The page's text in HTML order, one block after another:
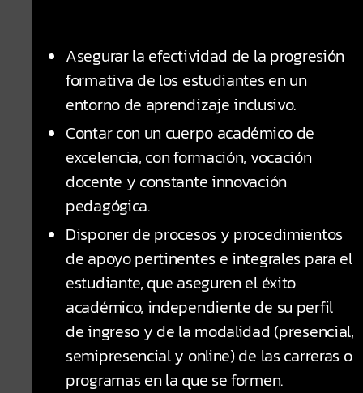
que permitan el
desarrollo de los
currículos.
CONOCER MÁS
Asegurar la efectividad de la progresión
formativa de los estudiantes en un
entorno de aprendizaje inclusivo.
Contar con un cuerpo académico de
excelencia, con formación, vocación
docente y constante innovación
pedagógica.
Disponer de procesos y procedimientos
de apoyo pertinentes e integrales para el
estudiante, que aseguren el éxito
académico, independiente de su perfil
de ingreso y de la modalidad (presencial,
semipresencial y online) de las carreras o
programas en la que se formen.